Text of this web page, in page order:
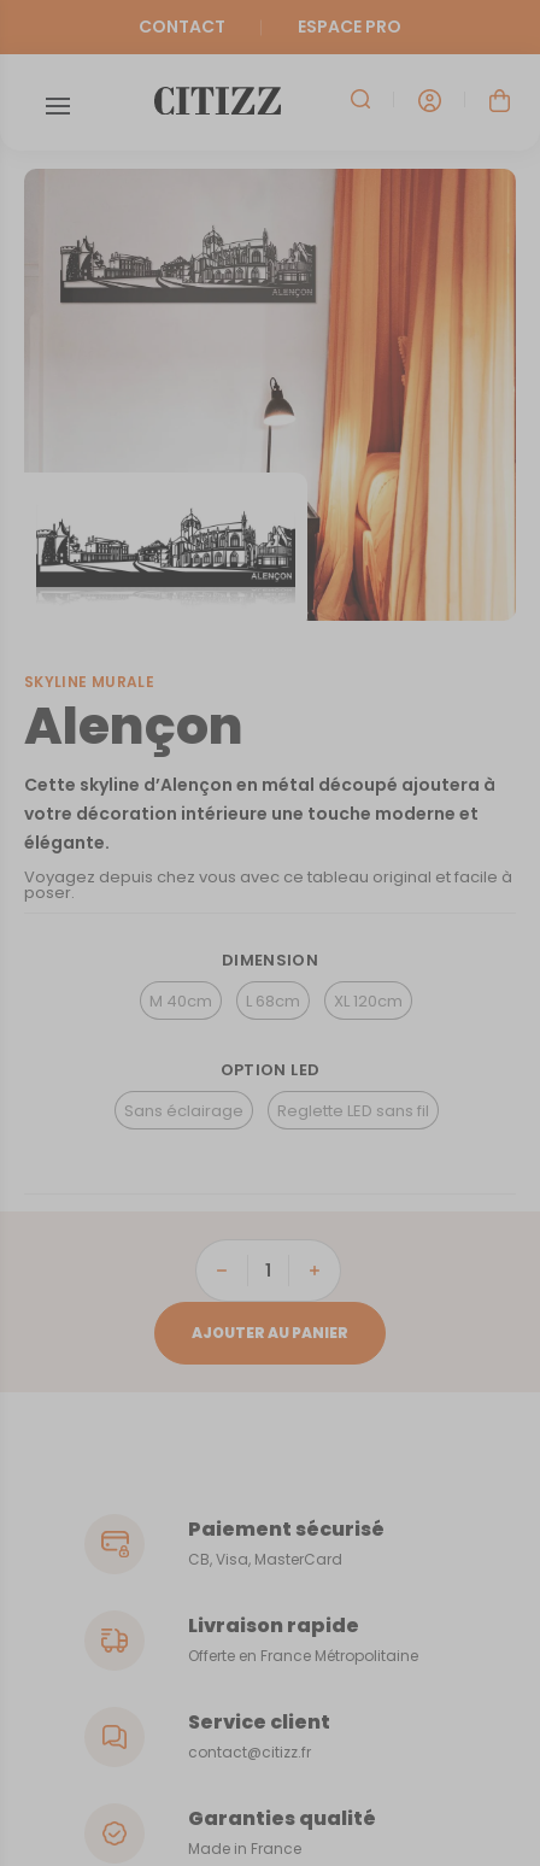
CONTACT ESPACE PRO
SKYLINE MURALE
Alençon
Cette skyline d’Alençon en métal découpé ajoutera à
votre décoration intérieure une touche moderne et
élégante.
Voyagez depuis chez vous avec ce tableau original et facile à
poser.
DIMENSION
M 40cm
L 68cm XL 120cm
OPTION LED
Sans éclairage
Reglette LED sans fil
quantité
Alençon
AJOUTER AU PANIER
Paiement sécurisé
CB, Visa, MasterCard
Livraison rapide
Offerte en France Métropolitaine
Service client
contact@citizz.fr
Garanties qualité
Made in France